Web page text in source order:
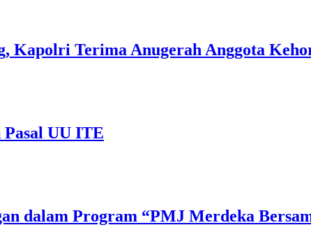
Kapolri Terima Anugerah Anggota
Pasal UU ITE
dalam Program “PMJ Merdeka